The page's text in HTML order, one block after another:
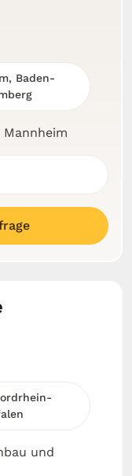
Baden-
und